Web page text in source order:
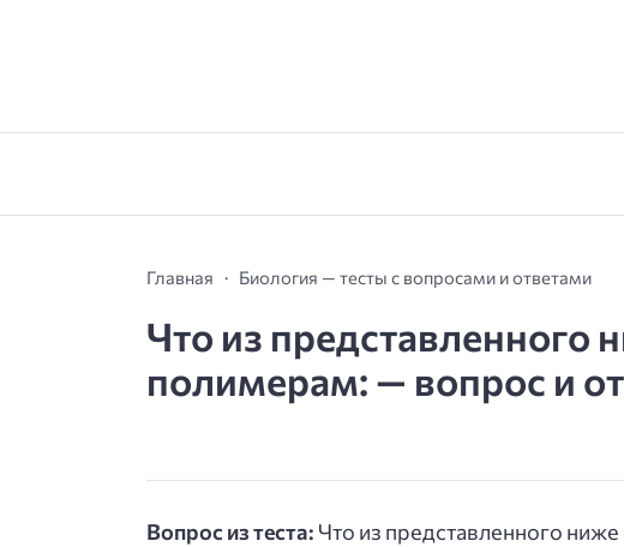
Главная Биология — тесты с вопросами и ответами
Что из представленного
полимерам: — вопрос и
Вопрос из теста: Что из представленного